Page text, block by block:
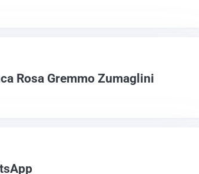
Rosa Gremmo Zumaglini